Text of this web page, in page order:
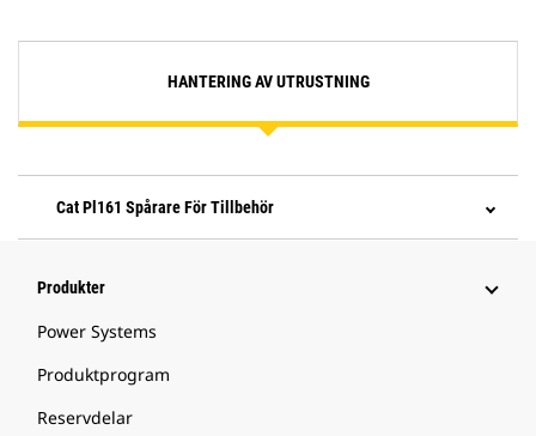
HANTERING AV UTRUSTNING
Cat Pl161 Spårare För Tillbehör
Produkter
Power Systems
Produktprogram
Reservdelar